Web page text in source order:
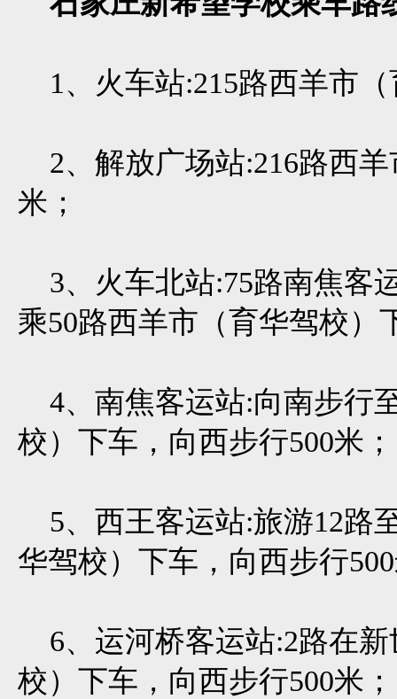
1、火车站:215路西羊市（
2、解放广场站:216路西羊
米；
3、火车北站:75路南焦客
乘50路西羊市（育华驾校）
4、南焦客运站:向南步行
校）下车，向西步行500米；
5、西王客运站:旅游12路
华驾校）下车，向西步行
6、运河桥客运站:2路在新
校）下车，向西步行500米；